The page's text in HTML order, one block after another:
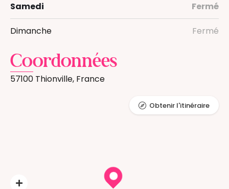
Samedi Fermé
Dimanche Fermé
Coordonnées
57100 Thionville, France
Obtenir l'itinéraire